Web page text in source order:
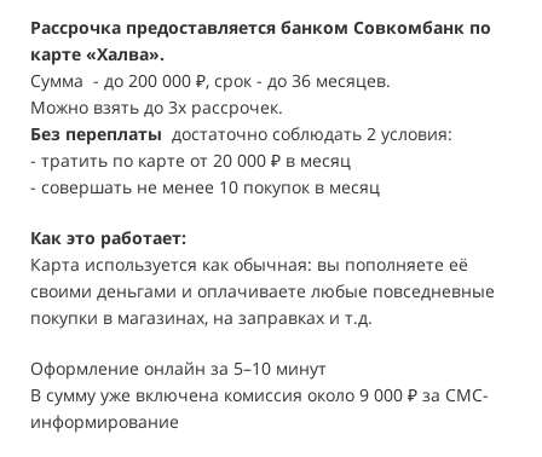
Рассрочка предоставляется банком Совкомбанк по
карте «Халва».
Сумма - до 200 000 ₽, срок - до 36 месяцев.
Можно взять до 3х рассрочек.
Без переплаты достаточно соблюдать 2 условия:
- тратить по карте от 20 000 ₽ в месяц
- совершать не менее 10 покупок в месяц
Как это работает:
Карта используется как обычная: вы пополняете её
своими деньгами и оплачиваете любые повседневные
покупки в магазинах, на заправках и т.д.
Оформление онлайн за 5–10 минут
В сумму уже включена комиссия около 9 000 ₽ за СМС-
информирование